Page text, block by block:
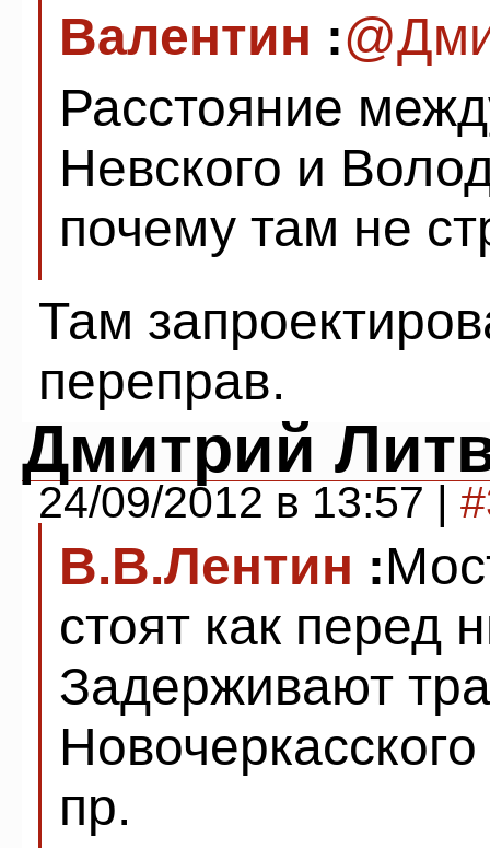
Валентин :
Расстояние
Невского и
почему там не
Там
переправ.
Дмитрий
24/09/2012 в 13:57 |
В.В.Лентин :
стоят как перед
Задерживают
пр.